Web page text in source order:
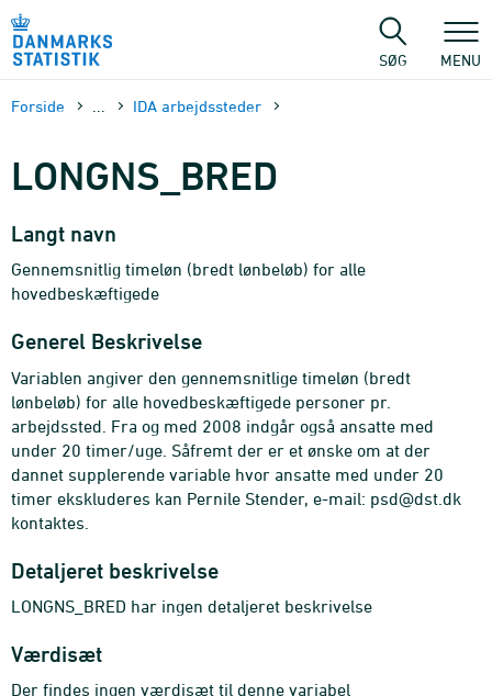
sidens
SØG MENU
Forside IDA arbejdssteder
LONGNS_BRED
Langt navn
Gennemsnitlig timeløn (bredt lønbeløb) for alle
hovedbeskæftigede
Generel Beskrivelse
Variablen angiver den gennemsnitlige timeløn (bredt
lønbeløb) for alle hovedbeskæftigede personer pr.
arbejdssted. Fra og med 2008 indgår også ansatte med
under 20 timer/uge. Såfremt der er et ønske om at der
dannet supplerende variable hvor ansatte med under 20
timer ekskluderes kan Pernile Stender, e-mail: psd@dst.dk
kontaktes.
Detaljeret beskrivelse
LONGNS_BRED har ingen detaljeret beskrivelse
Værdisæt
Der findes ingen værdisæt til denne variabel